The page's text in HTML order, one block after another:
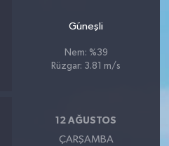
Güneşli
Nem: %39
Rüzgar: 3.81 m/s
12 AĞUSTOS
ÇARŞAMBA